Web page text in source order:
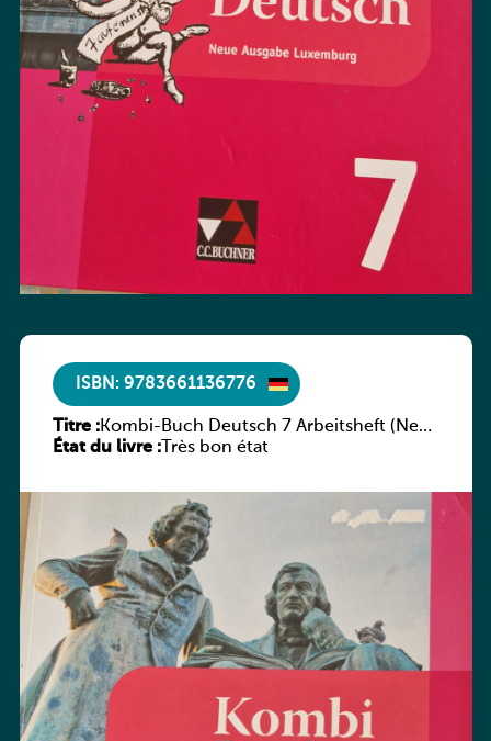
ISBN: 9783661136776
Titre :Kombi-Buch Deutsch 7 Arbeitsheft (Neue
Ausgabe Luxemburg)
État du livre :Très bon état